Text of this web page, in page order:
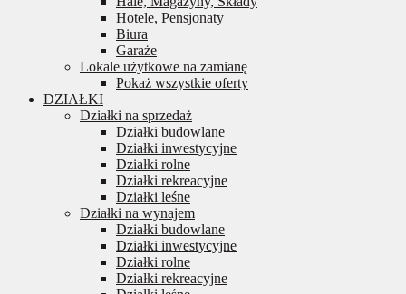
Hotele, Pensjonaty
Biura
Garaże
Lokale użytkowe na zamianę
Pokaż wszystkie oferty
DZIAŁKI
Działki na sprzedaż
Działki budowlane
Działki inwestycyjne
Działki rolne
Działki rekreacyjne
Działki leśne
Działki na wynajem
Działki budowlane
Działki inwestycyjne
Działki rolne
Działki rekreacyjne